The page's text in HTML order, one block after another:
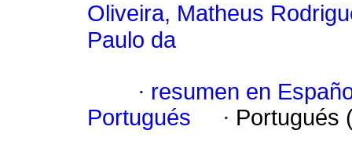
Oliveira, Matheus
Paulo da
· resumen en
Portugués
· Portugués